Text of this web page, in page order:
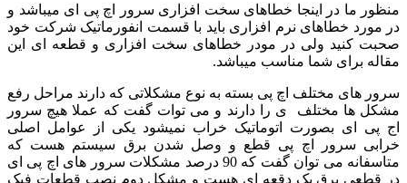
منظور ما در اینجا خطاهای سخت افزاری سرور اچ پی ای میباشد و
در مورد خطاهای نرم افزاری باید با قسمت انفورماتیک شرکت خود
صحبت کنید ولی در مودر خطاهای سخت افزاری و قطعه ای این
مقاله برای شما مناسب میباشد.
سرور های مختلف اچ پی بسته به نوع مشکلاتی که دارند مراحل رفع
مشکل ها مختلف ی را دارند و می توات گفت که عملا هیچ سرور
اج پی ای بصورت اتوماتیک خراب نمیشود یکی از عوامل اصلی
خرابی سرور اچ پی قطع و وصل شدن برق سیستم هست که
متاسفانه می توان گفت که 90 درصد مشکلات سرور های اچ پی ای
در قطعی برق یک دقعه ای هست و مشکل دوم نصب قطعات فیک